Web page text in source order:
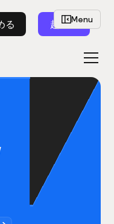
る 起動Menu